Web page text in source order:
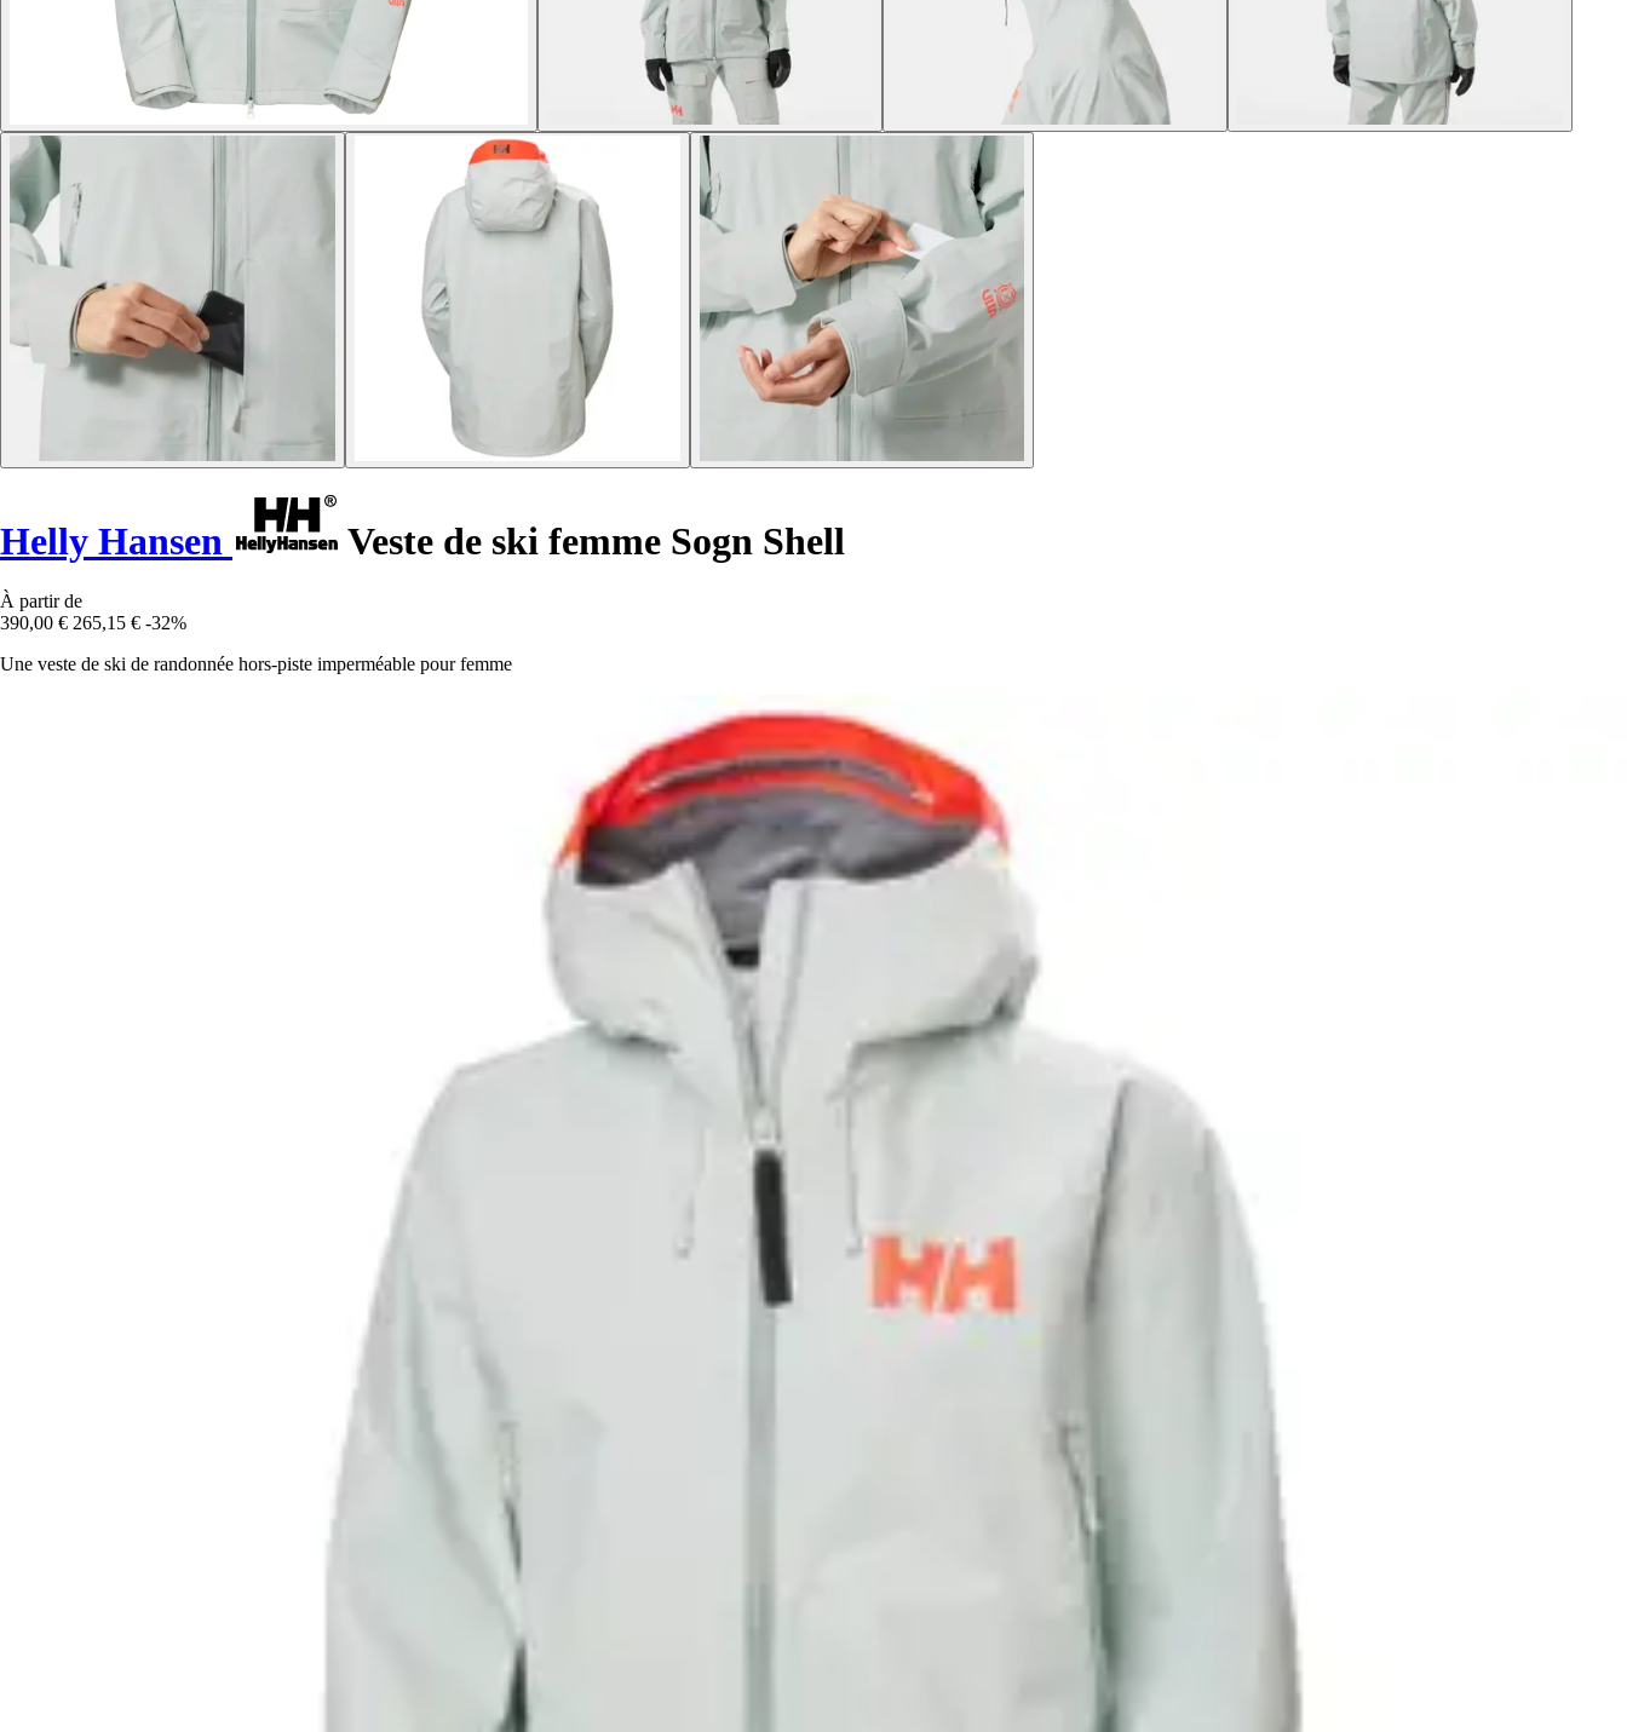
Helly Hansen Veste de ski femme Sogn Shell
À partir de
390,00 € 265,15 € -32%
Une veste de ski de randonnée hors-piste imperméable pour femme